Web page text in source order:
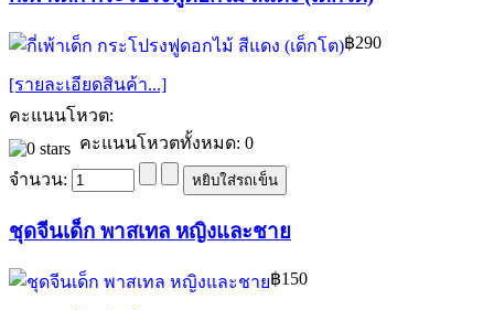
฿290
[รายละเอียดสินค้า...]
คะแนนโหวต:
คะแนนโหวตทั้งหมด: 0
จำนวน:
ชุดจีนเด็ก พาสเทล หญิงและชาย
฿150